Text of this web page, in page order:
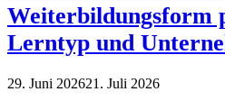
Weiterbildungsform
Lerntyp und
29. Juni 202621. Juli 2026